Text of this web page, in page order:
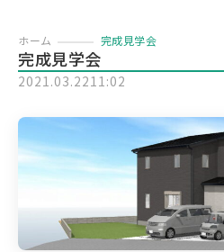
ホーム 完成見学会
完成見学会
2021.03.2211:02